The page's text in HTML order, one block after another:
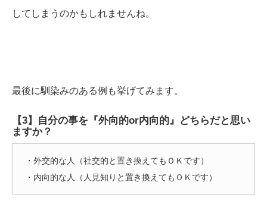
してしまうのかもしれませんね。
最後に馴染みのある例も挙げてみます。
【3】自分の事を『外向的or内向的』どちらだと思い
ますか？
・外交的な人（社交的と置き換えてもＯＫです）
・内向的な人（人見知りと置き換えてもＯＫです）